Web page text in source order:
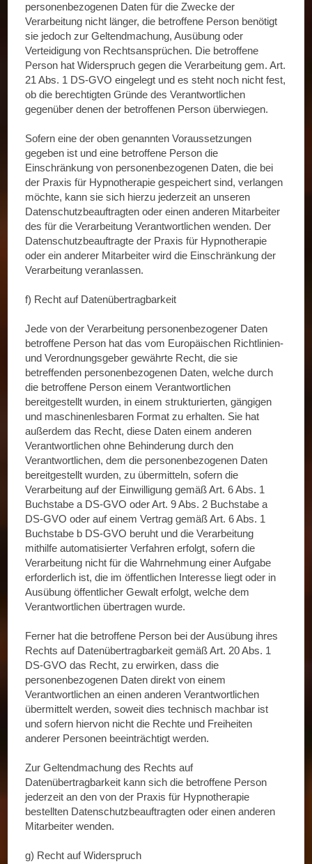
personenbezogenen Daten für die Zwecke der
Verarbeitung nicht länger, die betroffene Person benötigt
sie jedoch zur Geltendmachung, Ausübung oder
Verteidigung von Rechtsansprüchen. Die betroffene
Person hat Widerspruch gegen die Verarbeitung gem. Art.
21 Abs. 1 DS-GVO eingelegt und es steht noch nicht fest,
ob die berechtigten Gründe des Verantwortlichen
gegenüber denen der betroffenen Person überwiegen.
Sofern eine der oben genannten Voraussetzungen
gegeben ist und eine betroffene Person die
Einschränkung von personenbezogenen Daten, die bei
der Praxis für Hypnotherapie gespeichert sind, verlangen
möchte, kann sie sich hierzu jederzeit an unseren
Datenschutzbeauftragten oder einen anderen Mitarbeiter
des für die Verarbeitung Verantwortlichen wenden. Der
Datenschutzbeauftragte der Praxis für Hypnotherapie
oder ein anderer Mitarbeiter wird die Einschränkung der
Verarbeitung veranlassen.
f) Recht auf Datenübertragbarkeit
Jede von der Verarbeitung personenbezogener Daten
betroffene Person hat das vom Europäischen Richtlinien-
und Verordnungsgeber gewährte Recht, die sie
betreffenden personenbezogenen Daten, welche durch
die betroffene Person einem Verantwortlichen
bereitgestellt wurden, in einem strukturierten, gängigen
und maschinenlesbaren Format zu erhalten. Sie hat
außerdem das Recht, diese Daten einem anderen
Verantwortlichen ohne Behinderung durch den
Verantwortlichen, dem die personenbezogenen Daten
bereitgestellt wurden, zu übermitteln, sofern die
Verarbeitung auf der Einwilligung gemäß Art. 6 Abs. 1
Buchstabe a DS-GVO oder Art. 9 Abs. 2 Buchstabe a
DS-GVO oder auf einem Vertrag gemäß Art. 6 Abs. 1
Buchstabe b DS-GVO beruht und die Verarbeitung
mithilfe automatisierter Verfahren erfolgt, sofern die
Verarbeitung nicht für die Wahrnehmung einer Aufgabe
erforderlich ist, die im öffentlichen Interesse liegt oder in
Ausübung öffentlicher Gewalt erfolgt, welche dem
Verantwortlichen übertragen wurde.
Ferner hat die betroffene Person bei der Ausübung ihres
Rechts auf Datenübertragbarkeit gemäß Art. 20 Abs. 1
DS-GVO das Recht, zu erwirken, dass die
personenbezogenen Daten direkt von einem
Verantwortlichen an einen anderen Verantwortlichen
übermittelt werden, soweit dies technisch machbar ist
und sofern hiervon nicht die Rechte und Freiheiten
anderer Personen beeinträchtigt werden.
Zur Geltendmachung des Rechts auf
Datenübertragbarkeit kann sich die betroffene Person
jederzeit an den von der Praxis für Hypnotherapie
bestellten Datenschutzbeauftragten oder einen anderen
Mitarbeiter wenden.
g) Recht auf Widerspruch